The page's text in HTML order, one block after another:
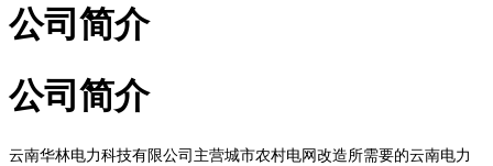
公司简介
公司简介
云南华林电力科技有限公司主营城市农村电网改造所需要的云南电力